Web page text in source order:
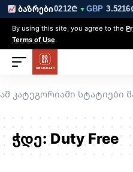
ბაზრები
▼EUR3.0212₾ ▼GBP
By using this site, you agree to the
Terms of Use.
ამ კატეგორიაში სტატიები
ჭდე:Duty Free